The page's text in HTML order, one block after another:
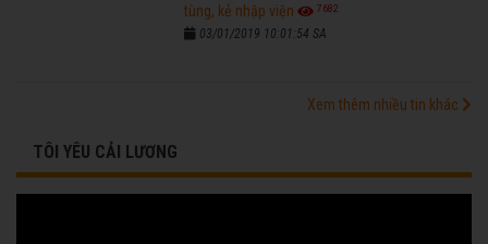
tùng, kẻ nhập viện
7682
03/01/2019 10:01:54 SA
Xem thêm nhiều tin khác
TÔI YÊU CẢI LƯƠNG